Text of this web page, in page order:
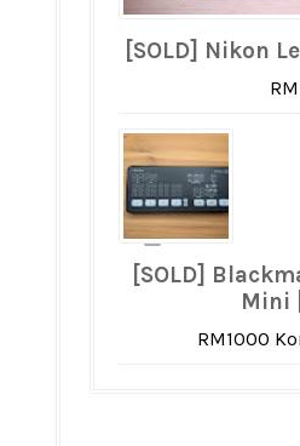
[SOLD] Nikon
[SOLD]
Mini
RM1000